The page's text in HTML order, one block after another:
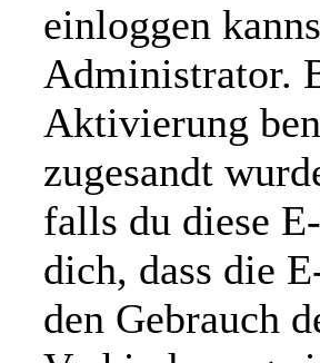
einloggen
Administrator.
Aktivierung
zugesandt
falls du diese
dich, dass die
den Gebrauch